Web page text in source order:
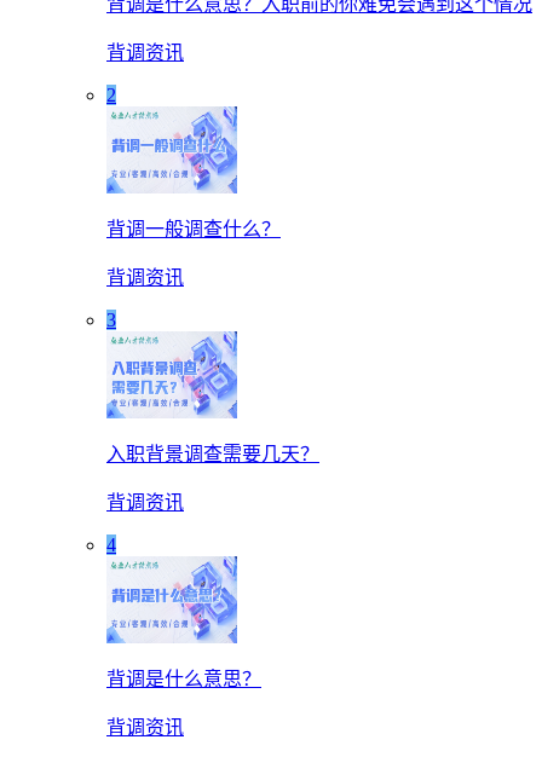
背调资讯
2
背调一般调查什么？
背调资讯
3
入职背景调查需要几天？
背调资讯
4
背调是什么意思？
背调资讯